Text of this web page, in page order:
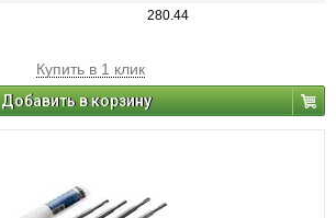
280.44
Купить в 1 клик
Добавить в корзину